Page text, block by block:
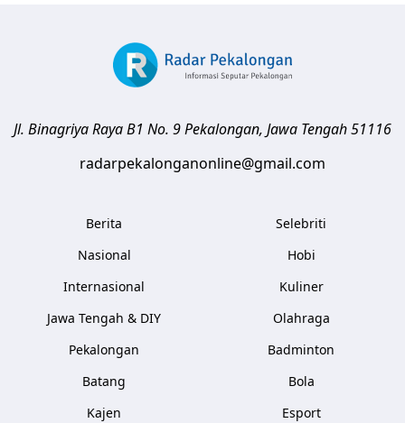
Jl. Binagriya Raya B1 No. 9Pekalongan, Jawa Tengah51116
radarpekalonganonline@gmail.com
Berita
Nasional
Internasional
Jawa Tengah & DIY
Pekalongan
Batang
Kajen
Selebriti
Hobi
Kuliner
Olahraga
Badminton
Bola
Esport